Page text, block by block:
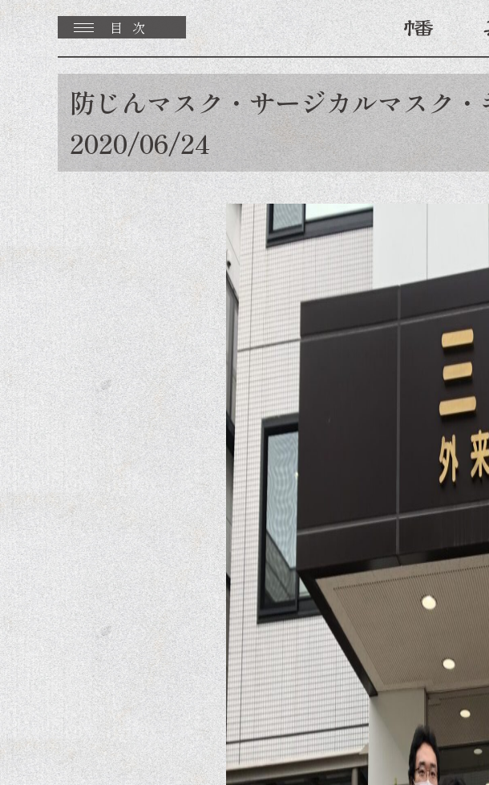
目次
幡ヶ谷再生大学 復興再生部トップ
復興再生部とは
活動内容 / 実績
【復興再生部】What's New
活動予定（募集）
自主練報告
活動履歴
公開講座 / スタディツアー
＜冊子＞Hatasai Magazine
ご支援・ご協力について
ご寄付について
ご支援いただいた皆様
購買部
リンク一覧
幡ヶ谷再生大学
お問い合わせ
防じんマスク・サージカルマスク
2020/06/24